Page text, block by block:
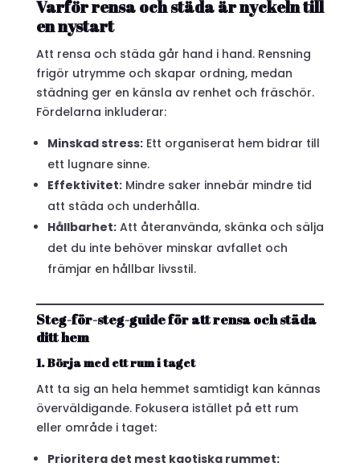
Varför rensa och städa är nyckeln till
en nystart
Att rensa och städa går hand i hand. Rensning
frigör utrymme och skapar ordning, medan
städning ger en känsla av renhet och fräschör.
Fördelarna inkluderar:
Minskad stress:Ett organiserat hem bidrar till
ett lugnare sinne.
Effektivitet:Mindre saker innebär mindre tid
att städa och underhålla.
Hållbarhet:Att återanvända, skänka och sälja
det du inte behöver minskar avfallet och
främjar en hållbar livsstil.
Steg-för-steg-guide för att rensa och städa
ditt hem
1. Börja med ett rum i taget
Att ta sig an hela hemmet samtidigt kan kännas
överväldigande. Fokusera istället på ett rum
eller område i taget:
Prioritera det mest kaotiska rummet: